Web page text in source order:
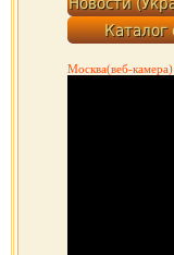
Москва(веб-камера)